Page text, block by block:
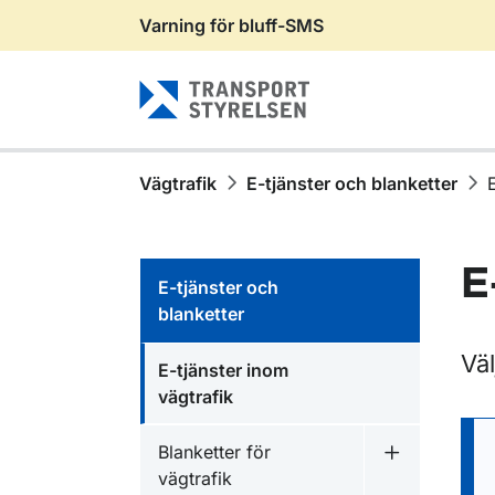
Gå till sidans innehåll
Varning för bluff-SMS
Vägtrafik E-tjänster och blanketter
E-tjänster och
blanketter
E-tjänster inom
vägtrafik
Blanketter för
vägtrafik
Undermeny